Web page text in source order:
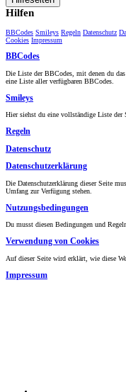
Hilfen
BBCodes Smileys Regeln Datenschutz
Cookies Impressum
BBCodes
Die Liste der BBCodes, mit denen du das
eine Liste aller verfügbaren BBCodes.
Smileys
Hier siehst du eine vollständige Liste der
Regeln
Datenschutz
Datenschutzerklärung
Die Datenschutzerklärung dieser Seite
Umfang zur Verfügung stehen.
Nutzungsbedingungen
Du musst diesen Bedingungen und
Verwendung von Cookies
Auf dieser Seite wird erklärt, wie diese
Impressum